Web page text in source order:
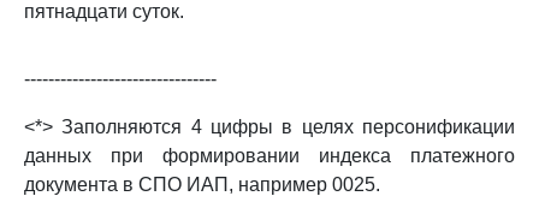
пятнадцати суток.
--------------------------------
<*> Заполняются 4 цифры в целях персонификации
данных при формировании индекса платежного
документа в СПО ИАП, например 0025.